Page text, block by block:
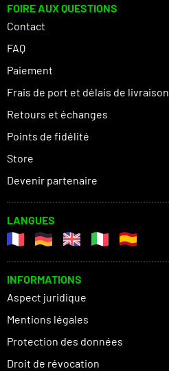
FOIRE AUX QUESTIONS
Contact
FAQ
Paiement
Frais de port et délais de livraison
Retours et échanges
Points de fidélité
Store
Devenir partenaire
LANGUES
INFORMATIONS
Aspect juridique
Mentions légales
Protection des données
Droit de révocation